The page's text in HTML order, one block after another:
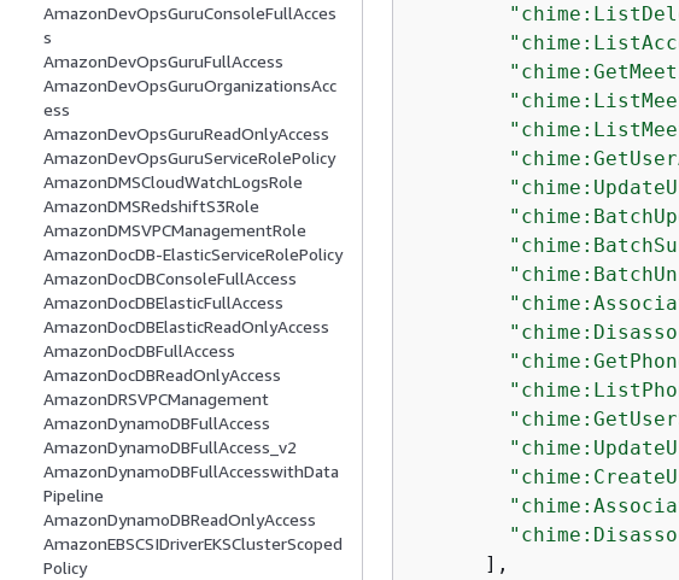
AmazonDevOpsGuruConsoleFullAcces
s
AmazonDevOpsGuruFullAccess
AmazonDevOpsGuruOrganizationsAcc
ess
AmazonDevOpsGuruReadOnlyAccess
AmazonDevOpsGuruServiceRolePolicy
AmazonDMSCloudWatchLogsRole
AmazonDMSRedshiftS3Role
AmazonDMSVPCManagementRole
AmazonDocDB-ElasticServiceRolePolicy
AmazonDocDBConsoleFullAccess
AmazonDocDBElasticFullAccess
AmazonDocDBElasticReadOnlyAccess
AmazonDocDBFullAccess
AmazonDocDBReadOnlyAccess
AmazonDRSVPCManagement
AmazonDynamoDBFullAccess
AmazonDynamoDBFullAccess_v2
AmazonDynamoDBFullAccesswithData
Pipeline
AmazonDynamoDBReadOnlyAccess
AmazonEBSCSIDriverEKSClusterScoped
Policy
      ],